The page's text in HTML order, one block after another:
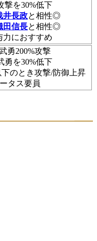
撃を30%低下
井長政と相性◎
田信長と相性◎
力におすすめ
勇200%攻撃
勇を30%低下
下のとき攻撃/防御上昇
タス要員